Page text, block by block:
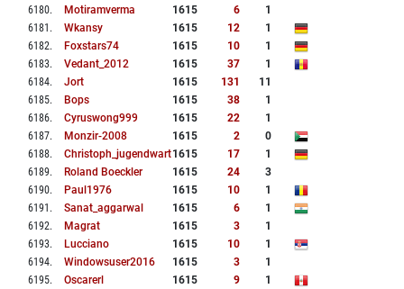
6180. Motiramverma 1615 6
1
6181 . Wkansy 1615 12
1
6182. Foxstars74 1615 10
1
6183. Vedant_2012 1615 37
1
6184. Jort 1615 131
11
6185. Bops 1615 38
1
6186. Cyruswong999 1615 22
1
6187. Monzir-2008 1615 2
0
6188. Christoph_jugendwart1615 17
1
6189. Roland Boeckler 1615 24
3
6190. Paul1976 1615 10
1
6191 . Sanat_aggarwal 1615 6
1
6192. Magrat 1615 3
1
6193. Lucciano 1615 10
1
6194. Windowsuser2016 1615 3
1
6195. Oscarerl 1615 9
1